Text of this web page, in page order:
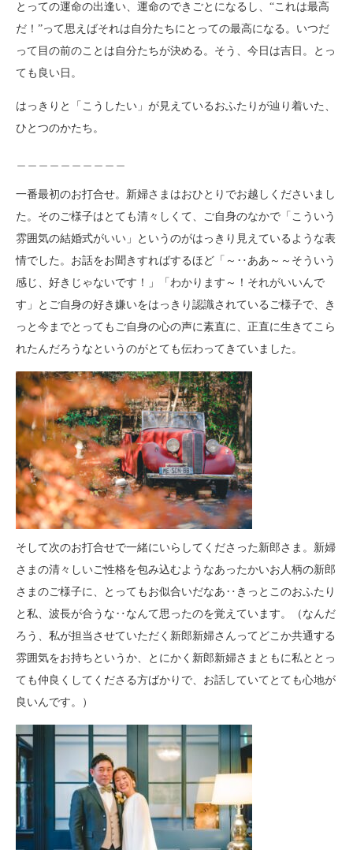
とっての運命の出逢い、運命のできごとになるし、“これは最高
だ！”って思えばそれは自分たちにとっての最高になる。いつだ
って目の前のことは自分たちが決める。そう、今日は吉日。とっ
ても良い日。
はっきりと「こうしたい」が見えているおふたりが辿り着いた、
ひとつのかたち。
一番最初のお打合せ。新婦さまはおひとりでお越しくださいまし
た。そのご様子はとても清々しくて、ご自身のなかで「こういう
雰囲気の結婚式がいい」というのがはっきり見えているような表
情でした。お話をお聞きすればするほど「～‥ああ～～そういう
感じ、好きじゃないです！」「わかります～！それがいいんで
す」とご自身の好き嫌いをはっきり認識されているご様子で、き
っと今までとってもご自身の心の声に素直に、正直に生きてこら
れたんだろうなというのがとても伝わってきていました。
そして次のお打合せで一緒にいらしてくださった新郎さま。新婦
さまの清々しいご性格を包み込むようなあったかいお人柄の新郎
さまのご様子に、とってもお似合いだなあ‥きっとこのおふたり
と私、波長が合うな‥なんて思ったのを覚えています。（なんだ
ろう、私が担当させていただく新郎新婦さんってどこか共通する
雰囲気をお持ちというか、とにかく新郎新婦さまともに私ととっ
ても仲良くしてくださる方ばかりで、お話していてとても心地が
良いんです。）